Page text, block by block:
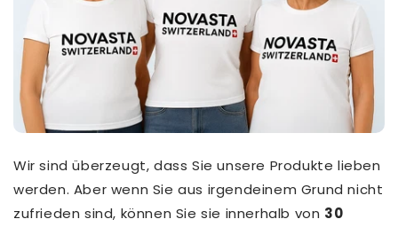
Wir sind überzeugt, dass Sie unsere Produkte lieben
werden. Aber wenn Sie aus irgendeinem Grund nicht
zufrieden sind, können Sie sie innerhalb von 30